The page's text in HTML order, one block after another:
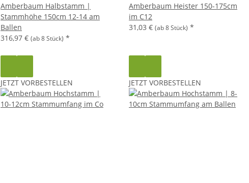
Amberbaum Halbstamm |
Stammhöhe 150cm 12-14 am
Ballen
316,97 € (ab 8 Stück) *
Amberbaum Heister 150-175cm
im C12
31,03 € (ab 8 Stück) *
JETZT VORBESTELLEN JETZT VORBESTELLEN